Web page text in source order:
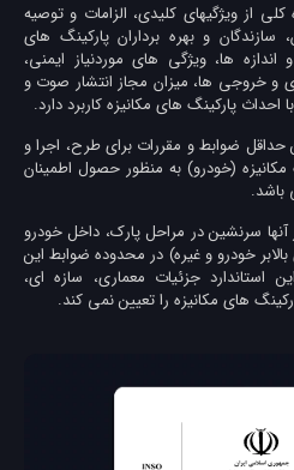
كلی از ويژگيهای كليدی، الزامات و توصيه
سازندگان و بهره برداران پاركينگ های
اندازه ها، ويژگی های موردنياز ايمنی،
و خروجی ها، ميزان مجاز انتشار صوت و
پاركينگ های مكانيزه كاربرد دارد.
حداقل ضوابط و مقررات براى طرح، اجرا و
مكانيزه (خودرو) به منظور حصول اطمينان
باشد.
سرنشين در مراحل پارك، داخل خودرو
خودرو و غيره) در محدوده ضوابط اين
استاندارد جزئيات معماری، سازه ای،
های مكانيزه را تعيين نمی كند.